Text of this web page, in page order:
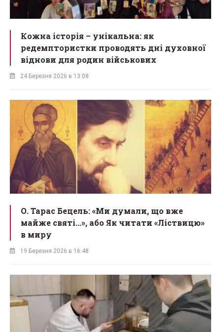
Кожна історія – унікальна: як
редемптористки проводять дні духовної
віднови для родин військових
24 Березня 2026 в 13:08
О. Тарас Бецель: «Ми думали, що вже
майже святі...», або Як читати «Ліствицю»
в миру
19 Березня 2026 в 16:48